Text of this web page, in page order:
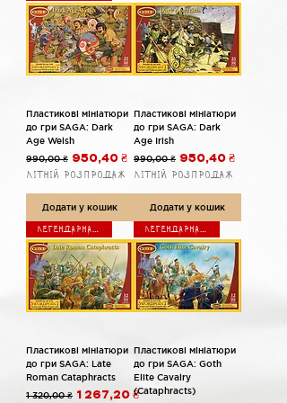
Пластикові мініатюри
до гри SAGA: Dark
Age Welsh
Звичайна ціна
990,00 ₴ За розпродажем
950,40 ₴
Літній розпродаж
Додати у кошик
Пластикові мініатюри
до гри SAGA: Dark
Age Irish
Звичайна ціна
990,00 ₴ За розпродажем
950,40 ₴
Літній розпродаж
Додати у кошик
Легендарна гра
Пластикові мініатюри
до гри SAGA: Late
Roman Cataphracts
Звичайна ціна
1 320,00 ₴ За розпродажем
1 267,20 ₴
Легендарна гра
Пластикові мініатюри
до гри SAGA: Goth
Elite Cavalry
(Cataphracts)